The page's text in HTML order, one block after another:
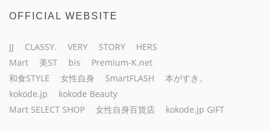
OFFICIAL WEBSITE
JJ CLASSY. VERY STORY
HERS
Mart
美ST bis
Premium-K.net
和食STYLE
女性自身 SmartFLASH
本がすき。
kokode.jp
kokode Beauty
Mart SELECT SHOP
女性自身百貨店 kokode.jp GIFT